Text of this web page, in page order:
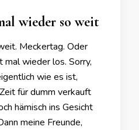
wieder so weit
Meckertag. Oder
mal wieder los. Sorry,
wie es ist,
für dumm verkauft
hämisch ins Gesicht
meine Freunde,